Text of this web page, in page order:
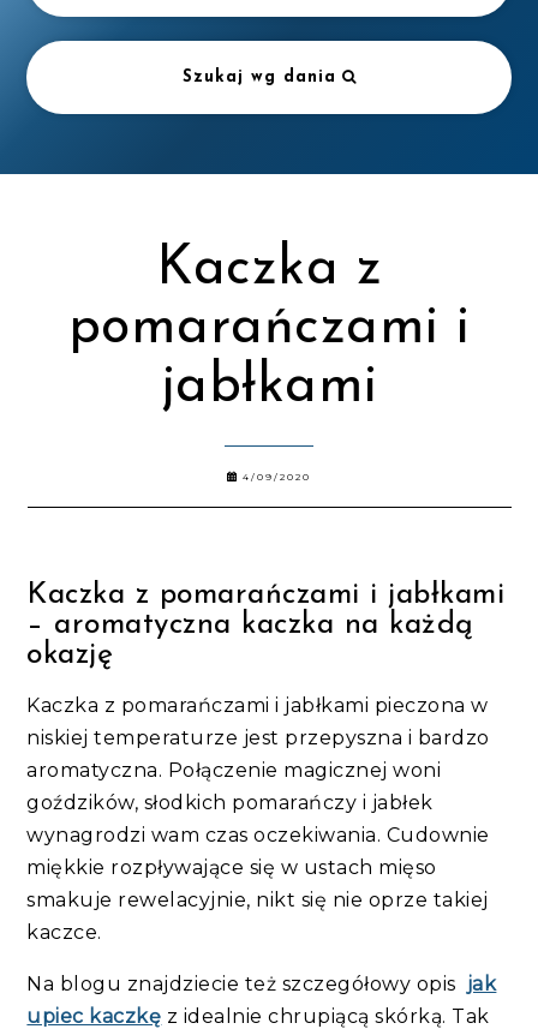
Szukaj wg dania
Kaczka z
pomarańczami i
jabłkami
4/09/2020
Kaczka z pomarańczami i jabłkami
– aromatyczna kaczka na każdą
okazję
Kaczka z pomarańczami i jabłkami pieczona w
niskiej temperaturze jest przepyszna i bardzo
aromatyczna. Połączenie magicznej woni
goździków, słodkich pomarańczy i jabłek
wynagrodzi wam czas oczekiwania. Cudownie
miękkie rozpływające się w ustach mięso
smakuje rewelacyjnie, nikt się nie oprze takiej
kaczce.
Na blogu znajdziecie też szczegółowy opis jak
upiec kaczkę z idealnie chrupiącą skórką. Tak